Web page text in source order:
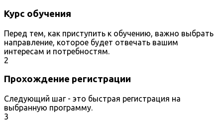
Курс обучения
Перед тем, как приступить к обучению, важно выбрать
направление, которое будет отвечать вашим
интересам и потребностям.
2
Прохождение регистрации
Следующий шаг - это быстрая регистрация на
выбранную программу.
3